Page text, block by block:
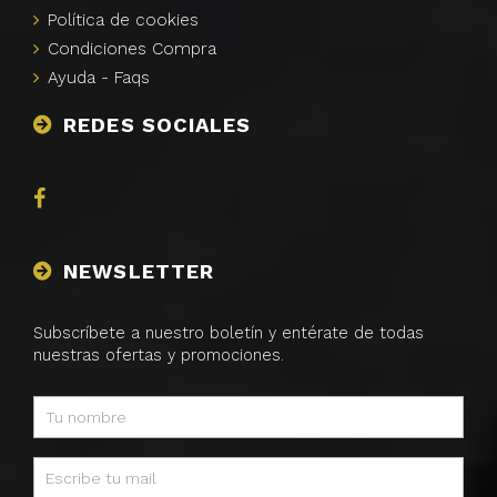
Polí­tica de cookies
Condiciones Compra
Ayuda - Faqs
REDES SOCIALES
NEWSLETTER
Subscríbete a nuestro boletín y entérate de todas
nuestras ofertas y promociones.